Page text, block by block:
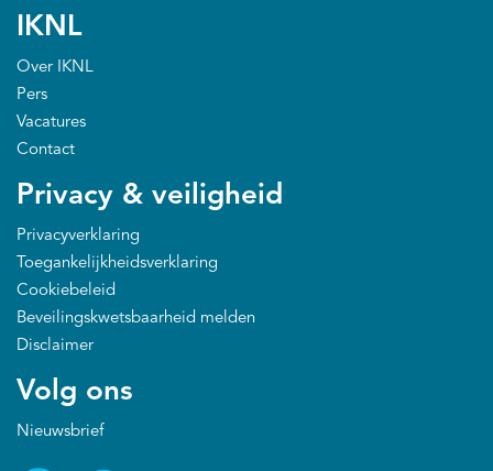
IKNL
Over IKNL
Pers
Vacatures
Contact
Privacy & veiligheid
Privacyverklaring
Toegankelijkheidsverklaring
Cookiebeleid
Beveilingskwetsbaarheid melden
Disclaimer
Volg ons
Nieuwsbrief